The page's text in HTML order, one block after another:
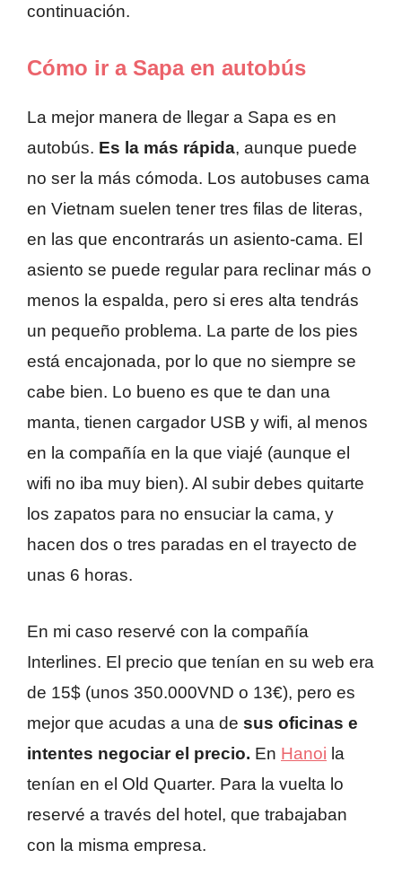
continuación.
Cómo ir a Sapa en autobús
La mejor manera de llegar a Sapa es en
autobús. Es la más rápida, aunque puede
no ser la más cómoda. Los autobuses cama
en Vietnam suelen tener tres filas de literas,
en las que encontrarás un asiento-cama. El
asiento se puede regular para reclinar más o
menos la espalda, pero si eres alta tendrás
un pequeño problema. La parte de los pies
está encajonada, por lo que no siempre se
cabe bien. Lo bueno es que te dan una
manta, tienen cargador USB y wifi, al menos
en la compañía en la que viajé (aunque el
wifi no iba muy bien). Al subir debes quitarte
los zapatos para no ensuciar la cama, y
hacen dos o tres paradas en el trayecto de
unas 6 horas.
En mi caso reservé con la compañía
Interlines. El precio que tenían en su web era
de 15$ (unos 350.000VND o 13€), pero es
mejor que acudas a una de sus oficinas e
intentes negociar el precio. En Hanoi la
tenían en el Old Quarter. Para la vuelta lo
reservé a través del hotel, que trabajaban
con la misma empresa.